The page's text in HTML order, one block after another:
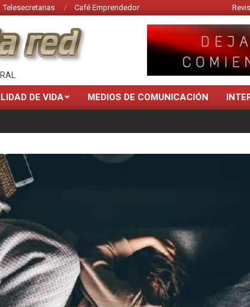
Telesecretarias Café Emprendedor
DE VIDA MEDIOS DE COMUNICACIÓN